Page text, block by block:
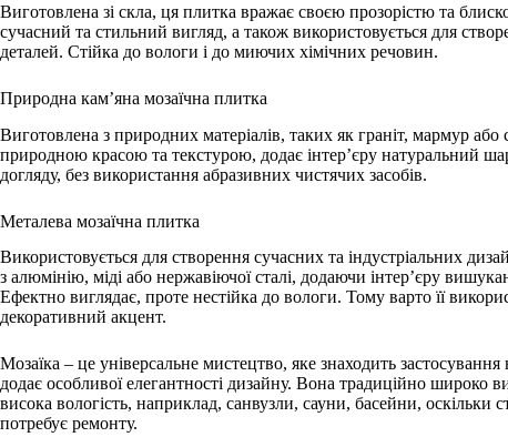
Виготовлена зі скла, ця плитка вражає своєю прозорістю та
сучасний та стильний вигляд, а також використовується для
деталей. Стійка до вологи і до миючих хімічних речовин.
Природна кам’яна мозаїчна плитка
Виготовлена з природних матеріалів, таких як граніт, мармур
природною красою та текстурою, додає інтер’єру натуральний
догляду, без використання абразивних чистячих засобів.
Металева мозаїчна плитка
Використовується для створення сучасних та індустріальних
з алюмінію, міді або нержавіючої сталі, додаючи інтер’єру
Ефектно виглядає, проте нестійка до вологи. Тому варто її
декоративний акцент.
Мозаїка – це універсальне мистецтво, яке знаходить
додає особливої елегантності дизайну. Вона традиційно широко
висока вологість, наприклад, санвузли, сауни, басейни, оскільки
потребує ремонту.